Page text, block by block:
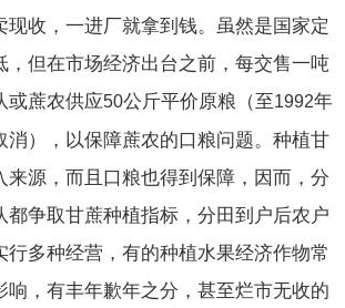
现收，一进厂就拿到钱。虽然是国家定
，但在市场经济出台之前，每交售一吨
或蔗农供应50公斤平价原粮（至1992年
消），以保障蔗农的口粮问题。种植甘
来源，而且口粮也得到保障，因而，分
都争取甘蔗种植指标，分田到户后农户
行多种经营，有的种植水果经济作物常
响，有丰年歉年之分，甚至烂市无收的